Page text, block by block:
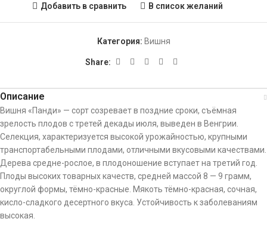
Добавить в сравнить В список желаний
Категория: Вишня
Share:
Описание
Вишня «Панди» — сорт созревает в поздние сроки, съёмная
зрелость плодов с третей декады июля, выведен в Венгрии.
Селекция, характеризуется высокой урожайностью, крупными
транспортабельными плодами, отличными вкусовыми качествами.
Дерева средне-рослое, в плодоношение вступает на третий год.
Плоды высоких товарных качеств, средней массой 8 — 9 грамм,
округлой формы, тёмно-красные. Мякоть тёмно-красная, сочная,
кисло-сладкого десертного вкуса. Устойчивость к заболеваниям
высокая.